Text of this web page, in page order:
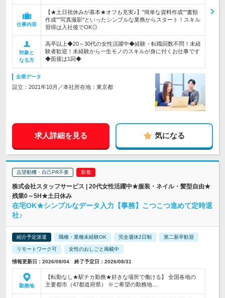
仕事内容
【★土日祝休みが基本★オフも充実♪】"簡単な資料作成""書類
作成""写真撮影"といったシンプルな業務からスタート！スキル
習得は入社後でOK◎
対象と
なる方
高卒以上◆20～30代の女性活躍中◆経験・転職回数不問！未経
験者歓迎！未経験から一生モノのスキルが身に付くお仕事です
◆面接は1回◆
企業データ
設立：2021年10月／本社所在地：東京都
求人詳細を見る 気になる
志望動機・自己PR不要
株式会社スタッフサービス | 20代女性活躍中★服装・ネイル・髪型自由★
残業0～5H★土日休み
在宅OK★シンプルなデータ入力【事務】こつこつ進めて定時退
社♪
紹介予定派遣 職種・業種未経験OK 完全週休2日制 第二新卒歓迎
リモートワーク可 女性のおしごと掲載中
情報更新日：2026/08/04 終了予定日：2026/08/31
勤務地
【転勤なし★駅チカ勤務★好きな場所で働ける】 全国各地の
主要都市（47都道府県） ※ご希望の勤務地…